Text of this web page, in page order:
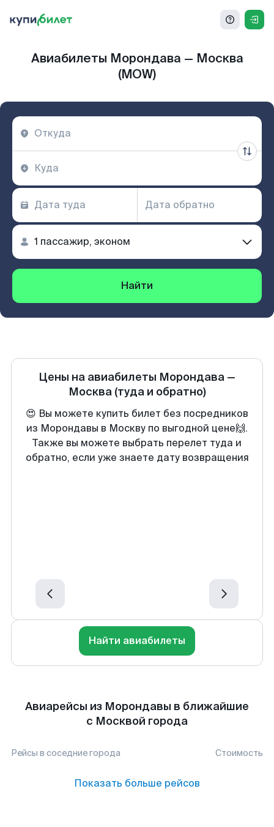
Авиабилеты Морондава — Москва
(MOW)
Найти
Цены на авиабилеты Морондава —
Москва (туда и обратно)
😍 Вы можете купить билет без посредников
из Морондавы в Москву по выгодной цене🙌.
Также вы можете выбрать перелет туда и
обратно, если уже знаете дату возвращения
Найти авиабилеты
Авиарейсы из Морондавы в ближайшие
с Москвой города
Рейсы в соседние города Стоимость
Показать больше рейсов